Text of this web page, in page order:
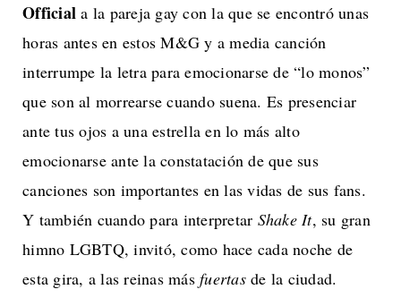
Official a la pareja gay con la que se encontró unas
horas antes en estos M&G y a media canción
interrumpe la letra para emocionarse de “lo monos”
que son al morrearse cuando suena. Es presenciar
ante tus ojos a una estrella en lo más alto
emocionarse ante la constatación de que sus
canciones son importantes en las vidas de sus fans.
Y también cuando para interpretar Shake It, su gran
himno LGBTQ, invitó, como hace cada noche de
esta gira, a las reinas más fuertasde la ciudad.